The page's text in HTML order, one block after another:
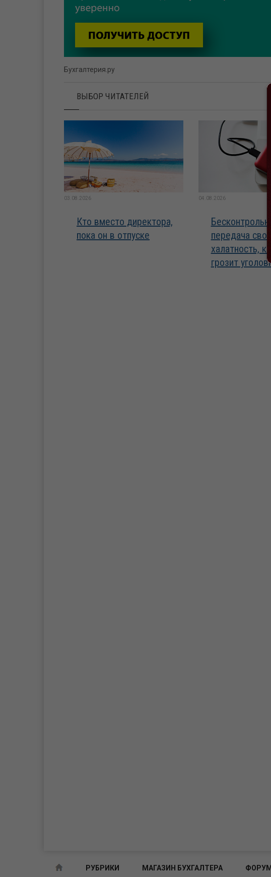
Бухгалтерия.ру
ВЫБОР ЧИТАТЕЛЕЙ
03.08.2026
Кто вместо директора,
пока он в отпуске
04.08.2026
передача
халатность,
грозит
РУБРИКИ МАГАЗИН БУХГАЛТЕРА ФОРУМ